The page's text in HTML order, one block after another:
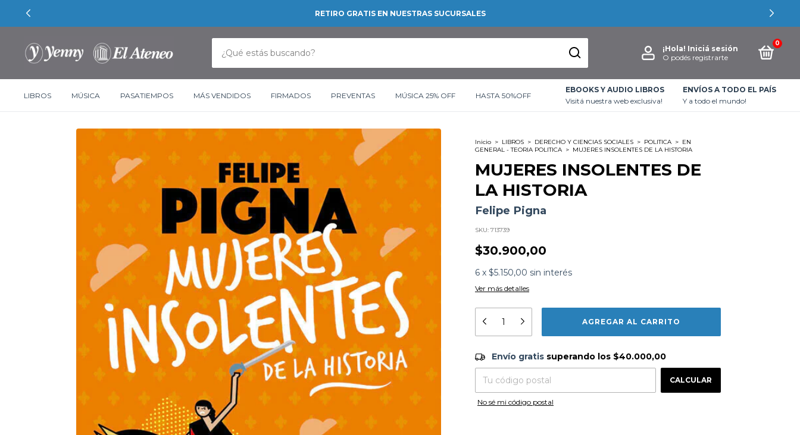
RETIRO GRATIS EN NUESTRAS SUCURSALES
¡Hola! Iniciá sesión
O podés registrarte
0
LIBROS MÚSICA PASATIEMPOS MÁS VENDIDOS FIRMADOS PREVENTAS MÚSICA 25% OFF HASTA 50%OFF
EBOOKS Y AUDIO LIBROS
Visitá nuestra web exclusiva!
ENVÍOS A TODO EL PAÍS
Y a todo el mundo!
Inicio > LIBROS > DERECHO Y CIENCIAS SOCIALES > POLITICA > EN
GENERAL - TEORIA POLITICA > MUJERES INSOLENTES DE LA HISTORIA
MUJERES INSOLENTES DE
LA HISTORIA
Felipe Pigna
SKU: 713739
$30.900,00
6 x $5.150,00 sin interés
Ver más detalles
Envío gratis $40.000,00
Entregas para el CP: CAMBIAR CP
Envío gratis superando los $40.000,00
CALCULAR
No sé mi código postal